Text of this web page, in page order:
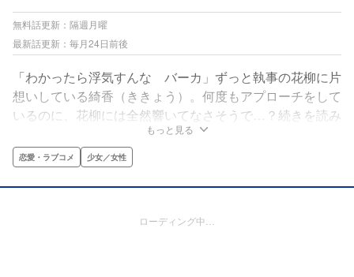
無料話更新：隔週月曜
最新話更新：毎月24日前後
「わかったら浮気すんな バーカ」ずっと執事の花柳に片
想いしている綺香（ききょう）。何度もアプローチをして
いるのに、花柳には全然響いてなさそうで…？続きを読み
たい！と大反響の読み切りがついに待望の連載化！
もっと見る
恋愛・ラブコメ 少女／女性
ローディング中…